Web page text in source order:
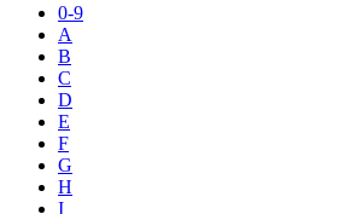
0-9
A
B
C
D
E
F
G
H
I